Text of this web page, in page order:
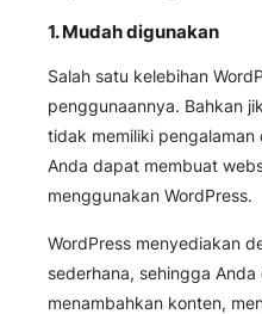
1. Mudah digunakan
Salah satu kelebihan
penggunaannya. Bahkan
tidak memiliki
Anda dapat membuat
menggunakan WordPress.
WordPress menyediakan
sederhana, sehingga
menambahkan konten,